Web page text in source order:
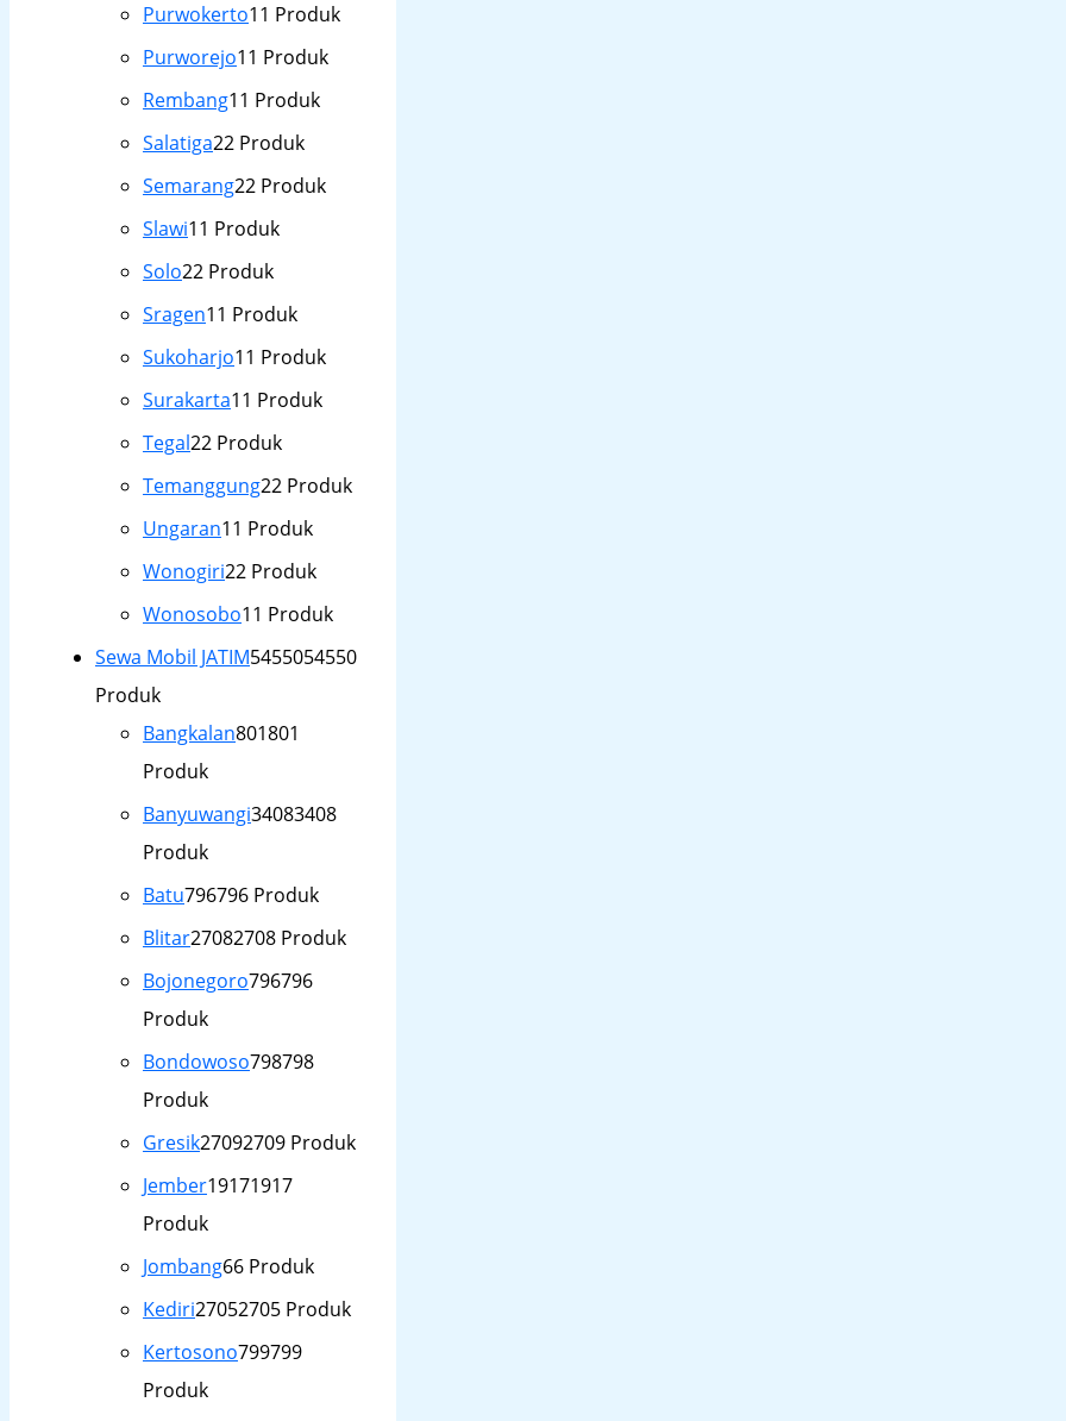
Purwokerto11 Produk
Purworejo11 Produk
Rembang11 Produk
Salatiga22 Produk
Semarang22 Produk
Slawi11 Produk
Solo22 Produk
Sragen11 Produk
Sukoharjo11 Produk
Surakarta11 Produk
Tegal22 Produk
Temanggung22 Produk
Ungaran11 Produk
Wonogiri22 Produk
Wonosobo11 Produk
Sewa Mobil JATIM5455054550
Produk
Bangkalan801801
Produk
Banyuwangi34083408
Produk
Batu796796 Produk
Blitar27082708 Produk
Bojonegoro796796
Produk
Bondowoso798798
Produk
Gresik27092709 Produk
Jember19171917
Produk
Jombang66 Produk
Kediri27052705 Produk
Kertosono799799
Produk